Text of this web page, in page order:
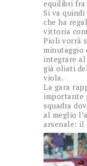
equilibri fra
Si va quindi
che ha
vittoria
Pioli vorrà
minutaggio
integrare al
già oliati
viola.
La gara
importante
squadra
al meglio
arsenale: il